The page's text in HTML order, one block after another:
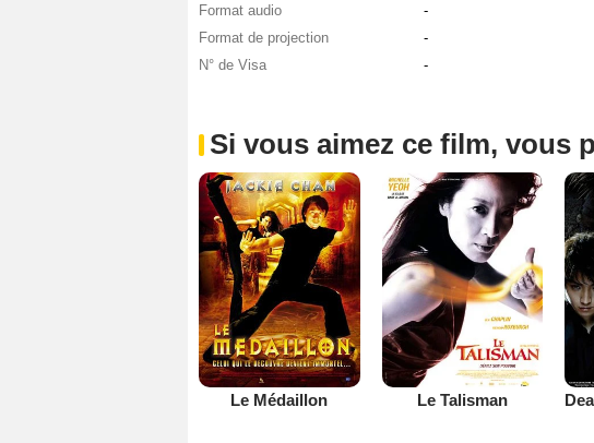
Format audio
-
Format de projection
-
N° de Visa
-
Si vous aimez ce film, vous
Le Médaillon Le Talisman